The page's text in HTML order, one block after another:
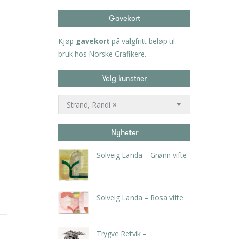
Gavekort
Kjøp gavekort på valgfritt beløp til
bruk hos Norske Grafikere.
Velg kunstner
×
Strand, Randi
Nyheter
Solveig Landa – Grønn vifte
Solveig Landa – Rosa vifte
Trygve Retvik –